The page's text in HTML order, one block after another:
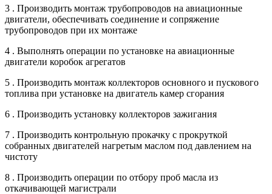
3 . Производить монтаж трубопроводов на авиационные
двигатели, обеспечивать соединение и сопряжение
трубопроводов при их монтаже
4 . Выполнять операции по установке на авиационные
двигатели коробок агрегатов
5 . Производить монтаж коллекторов основного и пускового
топлива при установке на двигатель камер сгорания
6 . Производить установку коллекторов зажигания
7 . Производить контрольную прокачку с прокруткой
собранных двигателей нагретым маслом под давлением на
чистоту
8 . Производить операции по отбору проб масла из
откачивающей магистрали